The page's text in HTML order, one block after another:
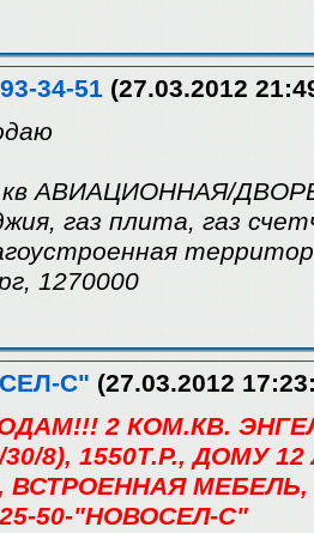
34-51 (27.03.2012
кв АВИАЦИОННАЯ/
газ плита, газ
1270000
С" (27.03.2012
2 КОМ.КВ.
30/8), 1550Т.Р., ДОМУ
ВСТРОЕННАЯ
50-"НОВОСЕЛ-С"